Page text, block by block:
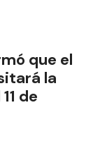
que el
la
de